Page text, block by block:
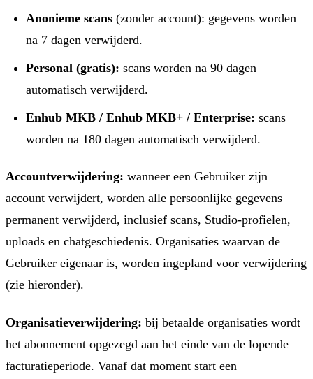
Anonieme scans (zonder account): gegevens worden
na 7 dagen verwijderd.
Personal (gratis): scans worden na 90 dagen
automatisch verwijderd.
Enhub MKB / Enhub MKB+ / Enterprise: scans
worden na 180 dagen automatisch verwijderd.
Accountverwijdering: wanneer een Gebruiker zijn
account verwijdert, worden alle persoonlijke gegevens
permanent verwijderd, inclusief scans, Studio-profielen,
uploads en chatgeschiedenis. Organisaties waarvan de
Gebruiker eigenaar is, worden ingepland voor verwijdering
(zie hieronder).
Organisatieverwijdering: bij betaalde organisaties wordt
het abonnement opgezegd aan het einde van de lopende
facturatieperiode. Vanaf dat moment start een